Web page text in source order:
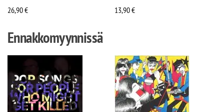
26,90€
13,90€
Ennakkomyynnissä